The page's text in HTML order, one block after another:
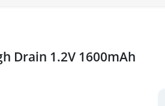
Drain 1.2V 1600mAh